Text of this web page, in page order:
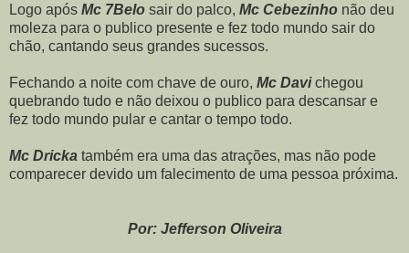
Logo após Mc 7Belo sair do palco, Mc Cebezinho não deu
moleza para o publico presente e fez todo mundo sair do
chão, cantando seus grandes sucessos.
Fechando a noite com chave de ouro, Mc Davichegou
quebrando tudo e não deixou o publico para descansar e
fez todo mundo pular e cantar o tempo todo.
Mc Dricka também era uma das atrações, mas não pode
comparecer devido um falecimento de uma pessoa próxima.
Por: Jefferson Oliveira